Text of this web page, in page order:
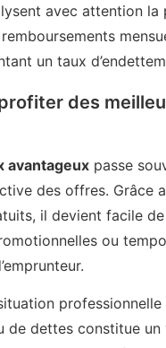
avec attention la
un taux
des
avantageux passe
des offres. Grâce
il devient facile
ou
de dettes constitue